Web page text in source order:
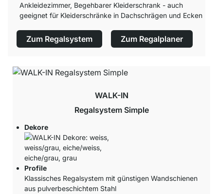
Ankleidezimmer, Begehbarer Kleiderschrank - auch
geeignet für Kleiderschränke in Dachschrägen und Ecken
Zum Regalsystem Zum Regalplaner
WALK-IN
Regalsystem Simple
Dekore
Profile
Klassisches Regalsystem mit günstigen Wandschienen
aus pulverbeschichtem Stahl